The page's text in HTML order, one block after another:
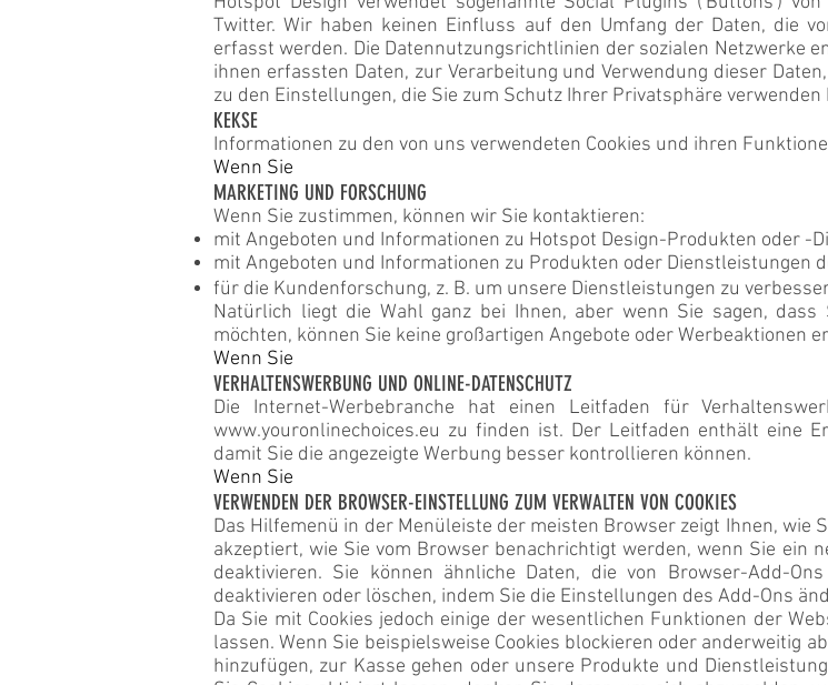
Twitter. Wir haben keinen Einfluss auf den Umfang der Daten, die
erfasst werden. Die Datennutzungsrichtlinien der sozialen Netzwerke
ihnen erfassten Daten, zur Verarbeitung und Verwendung dieser
zu den Einstellungen, die Sie zum Schutz Ihrer Privatsphäre verwenden
KEKSE
Informationen zu den von uns verwendeten Cookies und ihren
Wenn Sie
MARKETING UND FORSCHUNG
Wenn Sie zustimmen, können wir Sie kontaktieren:
mit Angeboten und Informationen zu Hotspot Design-Produkten oder -
mit Angeboten und Informationen zu Produkten oder Dienstleistungen
für die Kundenforschung, z. B. um unsere Dienstleistungen zu
Natürlich liegt die Wahl ganz bei Ihnen, aber wenn Sie sagen,
möchten, können Sie keine großartigen Angebote oder Werbeaktionen
Wenn Sie
VERHALTENSWERBUNG UND ONLINE-DATENSCHUTZ
Die Internet-Werbebranche hat einen Leitfaden für
www.youronlinechoices.eu zu finden ist. Der Leitfaden enthält eine
damit Sie die angezeigte Werbung besser kontrollieren können.
Wenn Sie
VERWENDEN DER BROWSER-EINSTELLUNG ZUM VERWALTEN VON COOKIES
Das Hilfemenü in der Menüleiste der meisten Browser zeigt Ihnen, wie
akzeptiert, wie Sie vom Browser benachrichtigt werden, wenn Sie ein
deaktivieren. Sie können ähnliche Daten, die von Browser-Add-
deaktivieren oder löschen, indem Sie die Einstellungen des Add-Ons
Da Sie mit Cookies jedoch einige der wesentlichen Funktionen der
lassen. Wenn Sie beispielsweise Cookies blockieren oder anderweitig
hinzufügen, zur Kasse gehen oder unsere Produkte und